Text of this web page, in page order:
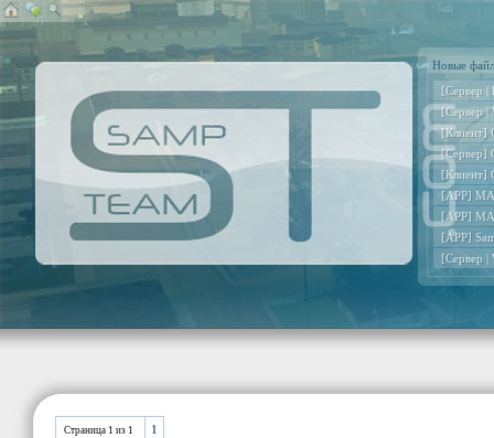
Новые
[Сервер |
[Сервер |
[Клиент]
[Сервер]
[Клиент]
[APP]
[APP]
[APP]
[Сервер |
Страница 1 из 1 1